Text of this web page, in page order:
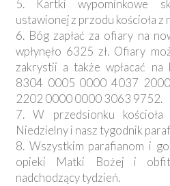
5. Kartki wypominkowe
ustawionej z przodu kościoła z
6. Bóg zapłać za ofiary na
wpłynęło 6325 zł. Ofiary
zakrystii a także wpłacać
8304 0005 0000 4037
2202 0000 0000 3063 9752.
7. W przedsionku
Niedzielny i nasz tygodnik
8. Wszystkim parafianom i
opieki Matki Bożej i
nadchodzący tydzień.